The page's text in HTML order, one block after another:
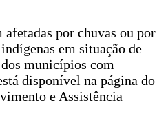
por chuvas ou por
em situação de
municípios com
disponível na página do
e Assistência